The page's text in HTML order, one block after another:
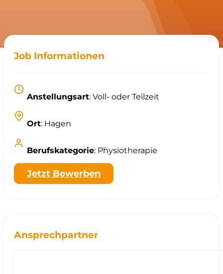
Job Informationen
Anstellungsart: Voll- oder Teilzeit
Ort: Hagen
Berufskategorie: Physiotherapie
Jetzt Bewerben
Ansprechpartner